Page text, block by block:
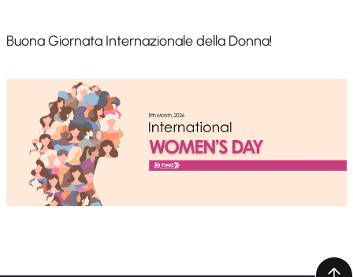
Buona Giornata Internazionale della Donna!